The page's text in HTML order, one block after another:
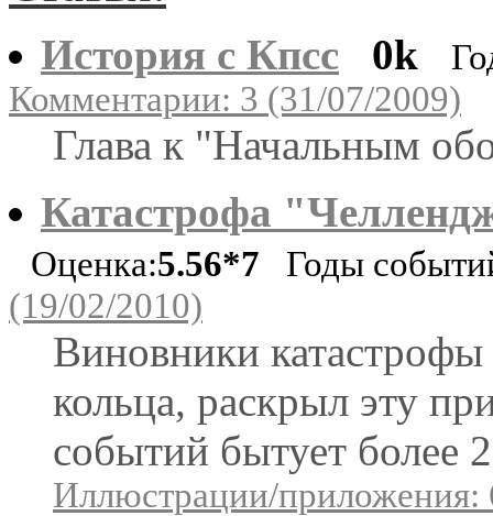
История с Кпсс 0k
Комментарии: 3 (31/07/2009)
Глава к "Начальным
Катастрофа
Оценка:5.56*7 Годы
(19/02/2010)
Виновники
кольца, раскрыл эту
событий бытует более
Иллюстрации/приложения: